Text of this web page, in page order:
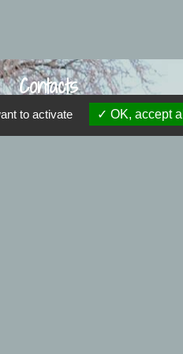
Contacts
de Bersée
Maréchal Alexander
to activate OK, accept all